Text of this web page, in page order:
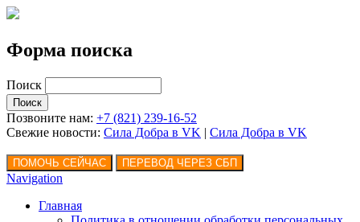
Форма поиска
Поиск
Позвоните нам: +7 (821) 239-16-52
Свежие новости: Сила Добра в VK | Сила Добра в VK
Navigation
Главная